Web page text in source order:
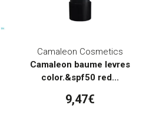
Camaleon Cosmetics
Camaleon baume levres
color.&spf50 red...
9,47€